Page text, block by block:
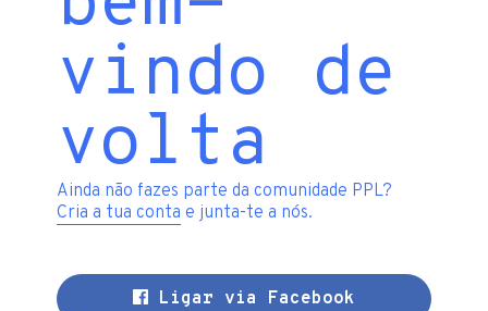
vindo de
volta
Ainda não fazes parte da comunidade PPL?
Cria a tua conta e junta-te a nós.
Ligar via Facebook